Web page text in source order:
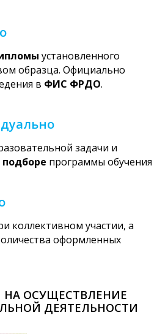
установленного
образца. Официально
в ФИС ФРДО.
задачи и
программы обучения
коллективном участии, а
оформленных
ОСУЩЕСТВЛЕНИЕ
ДЕЯТЕЛЬНОСТИ